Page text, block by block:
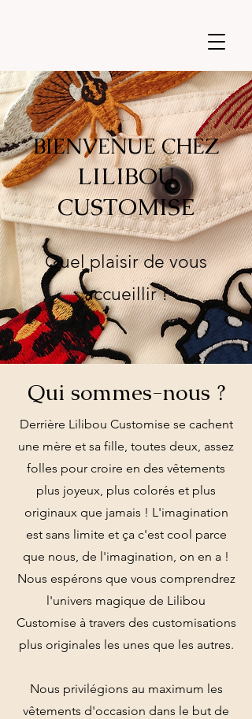
BIENVENUE CHEZ
LILIBOU
CUSTOMISE
Quel plaisir de vous
accueillir !
Qui sommes-nous ?
Derrière Lilibou Customise se cachent
une mère et sa fille, toutes deux, assez
folles pour croire en des vêtements
plus joyeux, plus colorés et plus
originaux que jamais ! L'imagination
est sans limite et ça c'est cool parce
que nous, de l'imagination, on en a !
Nous espérons que vous comprendrez
l'univers magique de Lilibou
Customise à travers des customisations
plus originales les unes que les autres.
Nous privilégions au maximum les
vêtements d'occasion dans le but de